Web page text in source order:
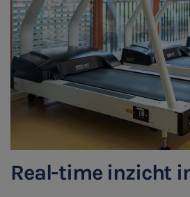
Real-time inzicht